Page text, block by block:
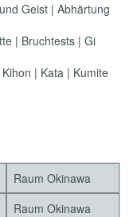
Geist | Abhärtung
| Bruchtests | Gi
| Kata | Kumite
Raum Okinawa
Raum Okinawa